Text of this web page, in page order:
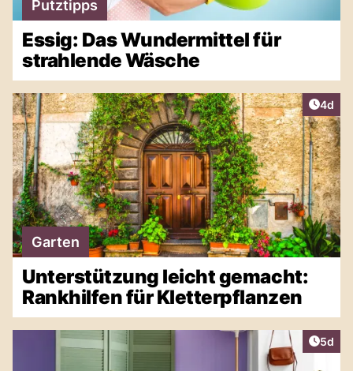
Putztipps
Essig: Das Wundermittel für
strahlende Wäsche
4d
Garten
Unterstützung leicht gemacht:
Rankhilfen für Kletterpflanzen
5d